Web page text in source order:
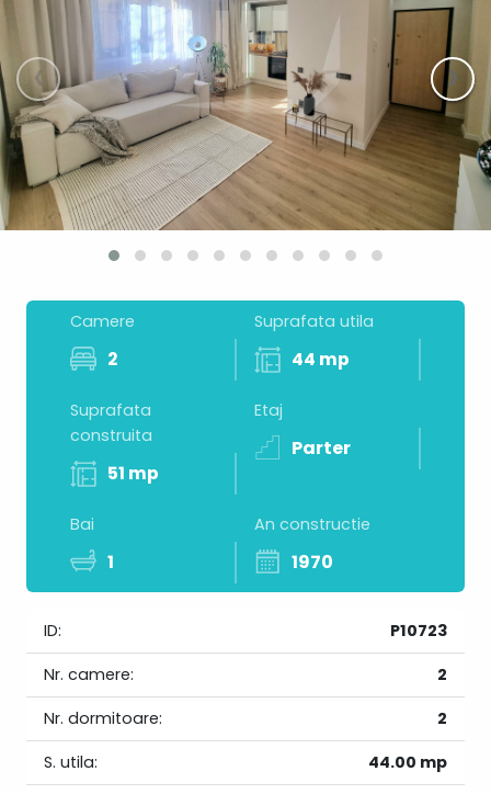
‹ ›
Camere
2
Suprafata utila
44 mp
Suprafata
construita
51 mp
Etaj
Parter
Bai
1
An constructie
1970
ID:
P10723
Nr. camere:
2
Nr. dormitoare:
2
S. utila:
44.00 mp